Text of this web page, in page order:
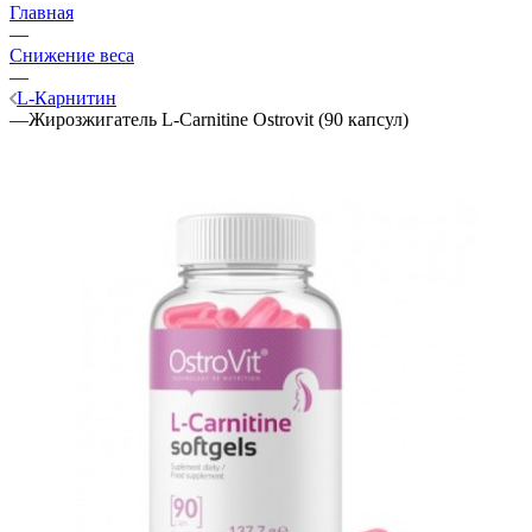
Главная
—
Снижение веса
—
L-Карнитин
—Жирозжигатель L-Carnitine Ostrovit (90 капсул)